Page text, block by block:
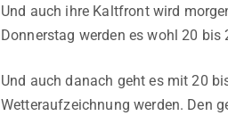
Und auch ihre Kaltfront wird
Donnerstag werden es wohl 20
Und auch danach geht es mit 20
Wetteraufzeichnung werden. Den